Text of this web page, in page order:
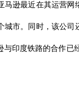
马逊最近在其运营网
城市。同时，该公
与印度铁路的合作